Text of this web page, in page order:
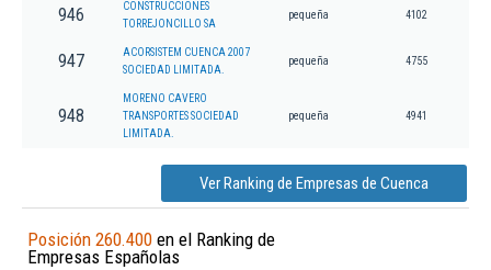
946
CONSTRUCCIONES
TORREJONCILLO SA
pequeña 4102
947
ACORSISTEM CUENCA 2007
SOCIEDAD LIMITADA.
pequeña 4755
948
MORENO CAVERO
TRANSPORTES SOCIEDAD
LIMITADA.
pequeña 4941
Ver Ranking de Empresas de Cuenca
Posición 260.400 en el Ranking de
Empresas Españolas